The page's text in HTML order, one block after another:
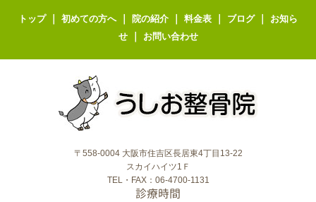
トップ｜ 初めての方へ｜ 院の紹介 ｜ 料金表 ｜ ブログ｜ お知ら
せ｜ お問い合わせ
〒558-0004 大阪市住吉区長居東4丁目13-22
スカイハイツ1Ｆ
TEL・FAX：06-4700-1131
診療時間